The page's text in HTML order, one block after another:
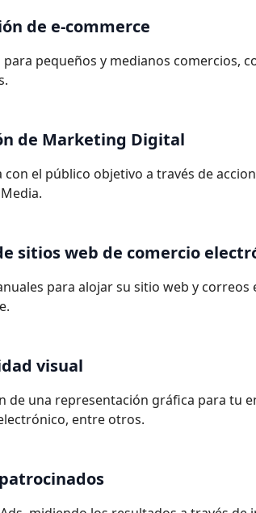
de e-commerce
para pequeños y medianos comercios,
de Marketing Digital
con el público objetivo a través de
sitios web de comercio
para alojar su sitio web y
visual
de una representación gráfica para tu
entre otros.